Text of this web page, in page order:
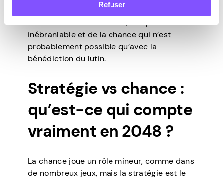
Refuser
possible est 131072, mais pour y parvenir, il
faut une habileté extrême, une patience
inébranlable et de la chance qui n’est
probablement possible qu’avec la
bénédiction du lutin.
Stratégie vs chance :
qu’est-ce qui compte
vraiment en 2048 ?
La chance joue un rôle mineur, comme dans
de nombreux jeux, mais la stratégie est le